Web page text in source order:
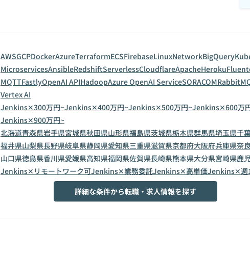
AWSGCPDockerAzureTerraformECSFirebaseLinuxNetworkBigQuery
MicroservicesAnsibleRedshiftServerlessCloudflareApacheHeroku
MQTTFastlyOpenAI APIHadoopAzure OpenAI ServiceSORACOM
Vertex AI
Jenkins✕300万円~Jenkins✕400万円~Jenkins✕500万円~Jenkins✕600万
Jenkins✕900万円~
北海道青森県岩手県宮城県秋田県山形県福島県茨城県栃木県群馬県埼玉県千
福井県山梨県長野県岐阜県静岡県愛知県三重県滋賀県京都府大阪府兵庫県奈
山口県徳島県香川県愛媛県高知県福岡県佐賀県長崎県熊本県大分県宮崎県鹿
Jenkins✕リモートワーク可Jenkins✕業務委託Jenkins✕高単価Jenkins✕週
詳細な条件から転職・求人情報を探す